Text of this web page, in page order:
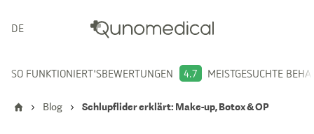
DEUTSCH
SO FUNKTIONIERT'SBEWERTUNGEN 4.7 MEISTGESUCHTE
Blog Schlupflider erklärt: Make-up, Botox & OP